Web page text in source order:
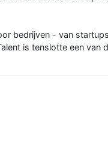
bedrijven - van
is tenslotte een van